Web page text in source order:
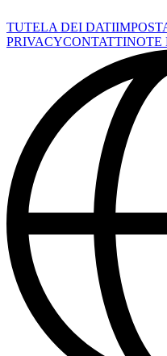
TUTELA DEI DATI
PRIVACYCONTATTINOTE